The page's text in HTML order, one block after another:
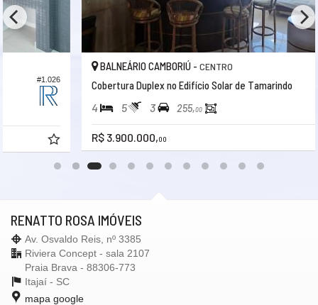
Piscina Infantil
Bicicletário
Câmeras de Segurança
Elevador
Entrada para Banhistas
Hall Decorado e Mobiliado
BALNEÁRIO CAMBORIÚ -CENTRO
Cobertura Duplex no Edifício Solar de Tamarindo
4 3 255,00
R$ 3.900.000,00
RENATTO ROSA IMÓVEIS
Av. Osvaldo Reis, nº 3385
Riviera Concept - sala 2107
Praia Brava - 88306-773
Itajaí - SC
mapa google